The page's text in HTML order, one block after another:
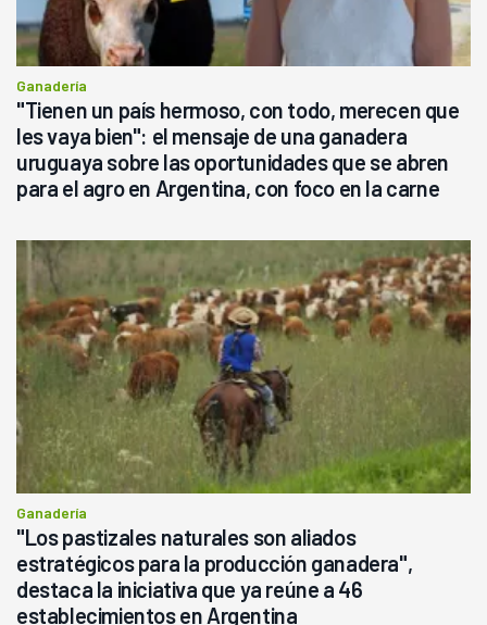
Ganadería
"Tienen un país hermoso, con todo, merecen que
les vaya bien": el mensaje de una ganadera
uruguaya sobre las oportunidades que se abren
para el agro en Argentina, con foco en la carne
Ganadería
"Los pastizales naturales son aliados
estratégicos para la producción ganadera",
destaca la iniciativa que ya reúne a 46
establecimientos en Argentina